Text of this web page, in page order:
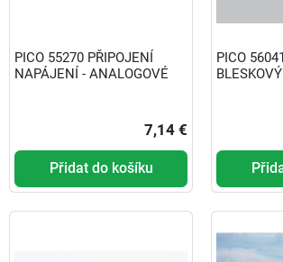
PICO 55270 PŘIPOJENÍ
NAPÁJENÍ - ANALOGOVÉ
7,14 €
Přidat do košíku
PICO